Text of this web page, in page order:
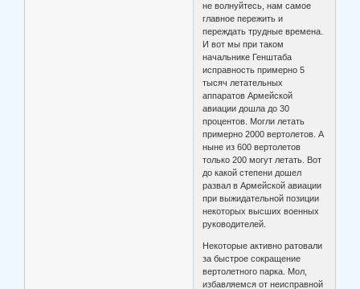
не волнуйтесь, нам самое
главное пережить и
переждать трудные времена.
И вот мы при таком
начальнике Генштаба
исправность примерно 5
тысяч летательных
аппаратов Армейской
авиации дошла до 30
процентов. Могли летать
примерно 2000 вертолетов. А
ныне из 600 вертолетов
только 200 могут летать. Вот
до какой степени дошел
развал в Армейской авиации
при выжидательной позиции
некоторых высших военных
руководителей.
Некоторые активно ратовали
за быстрое сокращение
вертолетного парка. Мол,
избавляемся от неисправной